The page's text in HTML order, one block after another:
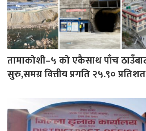
तामाकोशी–५ को एकैसाथ पाँच
सुरु,समग्र वित्तीय प्रगति २५.९० प्रतिशत